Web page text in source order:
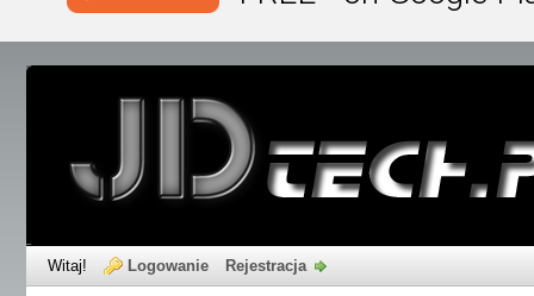
Witaj! Logowanie Rejestracja